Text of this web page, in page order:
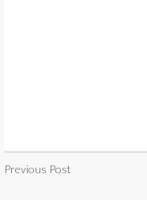
Previous Post